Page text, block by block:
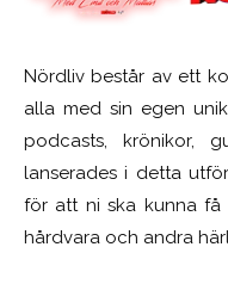
Nördliv består av ett
alla med sin egen
podcasts, krönikor,
lanserades i detta
för att ni ska kunna få
hårdvara och andra